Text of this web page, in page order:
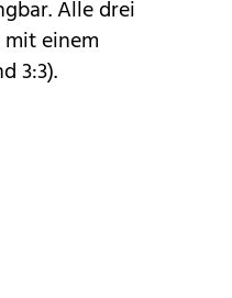
Alle drei
einem
3:3).